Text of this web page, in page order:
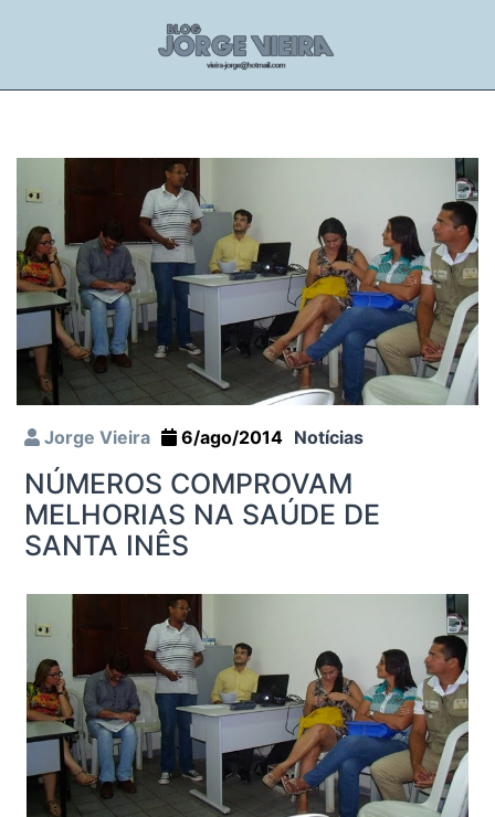
Jorge Vieira 6/ago/2014 Notícias
NÚMEROS COMPROVAM
MELHORIAS NA SAÚDE DE
SANTA INÊS